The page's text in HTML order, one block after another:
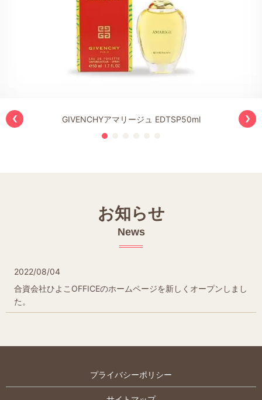
GIVENCHYアマリージュ EDTSP50ml
お知らせ
News
2022/08/04
合資会社ひよこOFFICEのホームページを新しくオープンしまし
た。
プライバシーポリシー